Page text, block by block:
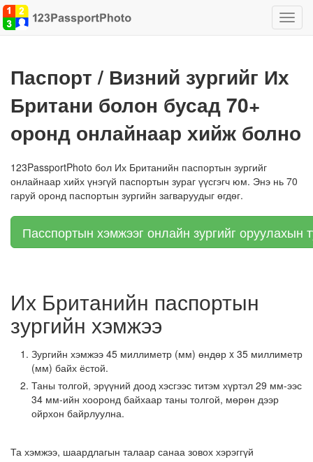
Паспорт / Визний зургийг Их
Британи болон бусад 70+
оронд онлайнаар хийж болно
123PassportPhoto бол Их Британийн паспортын зургийг
онлайнаар хийх үнэгүй паспортын зураг үүсгэгч юм. Энэ нь 70
гаруй оронд паспортын зургийн загваруудыг өгдөг.
Пасспортын хэмжээг онлайн зургийг оруулахын
Их Британийн паспортын
зургийн хэмжээ
Зургийн хэмжээ 45 миллиметр (мм) өндөр x 35 миллиметр
(мм) байх ёстой.
Таны толгой, эрүүний доод хэсгээс титэм хүртэл 29 мм-ээс
34 мм-ийн хооронд байхаар таны толгой, мөрөн дээр
ойрхон байрлуулна.
Та хэмжээ, шаардлагын талаар санаа зовох хэрэггүй